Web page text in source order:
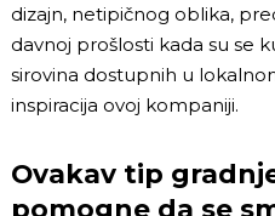
dizajn, netipičnog oblika,
davnoj prošlosti kada su se
sirovina dostupnih u
inspiracija ovoj kompaniji.
Ovakav tip
pomogne da se